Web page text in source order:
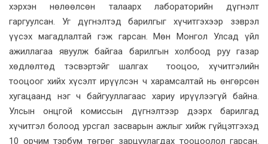
хэрхэн нөлөөлсөн талаарх лабораторийн дүгнэлт
гаргуулсан. Уг дүгнэлтэд барилгыг хүчитгэхээр зэврэл
үүсэх магадлалтай гэж гарсан. Мөн Монгол Улсад үйл
ажиллагаа явуулж байгаа барилгын холбоод руу газар
хөдлөлтөд тэсвэртэйг шалгах тооцоо, хүчитгэлийн
тооцоог хийх хүсэлт ирүүлсэн ч харамсалтай нь өнгөрсөн
хугацаанд нэг ч байгууллагаас хариу ирүүлээгүй байна.
Улсын онцгой комиссын дүгнэлтээр дээрх барилгад
хүчитгэл болоод урсгал засварын ажлыг хийж гүйцэтгэхэд
10 орчим тэрбум төгрөг зарцуулагдах тооцоолол гарсан.